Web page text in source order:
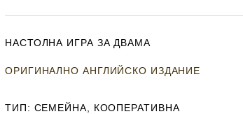
НАСТОЛНА ИГРА ЗА ДВАМА
ОРИГИНАЛНО АНГЛИЙСКО ИЗДАНИЕ
ТИП: СЕМЕЙНА, КООПЕРАТИВНА